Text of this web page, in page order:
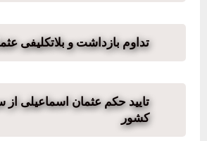
تداوم بازداشت و بلاتکلیفی
تایید حکم عثمان اسماعیلی
کشور